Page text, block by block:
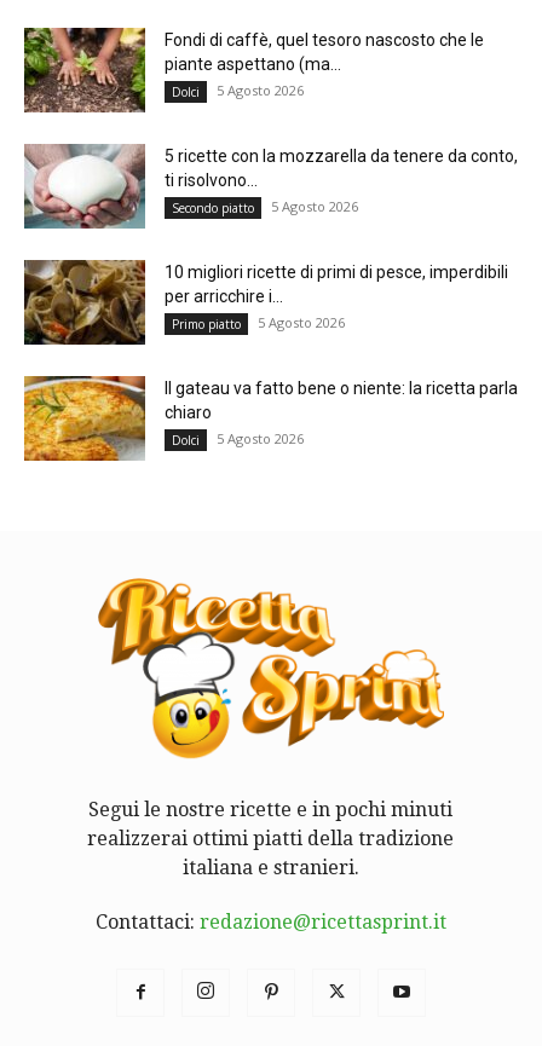
Fondi di caffè, quel tesoro nascosto che le
piante aspettano (ma...
Dolci 5 Agosto 2026
5 ricette con la mozzarella da tenere da conto,
ti risolvono...
Secondo piatto 5 Agosto 2026
10 migliori ricette di primi di pesce, imperdibili
per arricchire i...
Primo piatto 5 Agosto 2026
Il gateau va fatto bene o niente: la ricetta parla
chiaro
Dolci 5 Agosto 2026
Segui le nostre ricette e in pochi minuti
realizzerai ottimi piatti della tradizione
italiana e stranieri.
Contattaci: redazione@ricettasprint.it